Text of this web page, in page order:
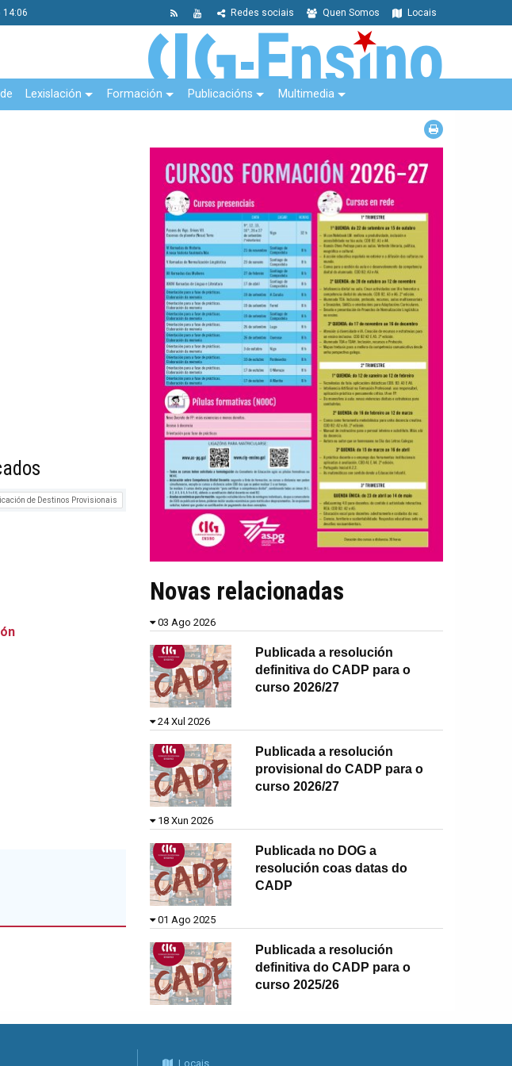
14:06 Locais
Quen Somos
Redes sociais
Lexislación Formación Publicacións Multimedia
de Destinos Provisionais
Novas relacionadas
03 Ago 2026
Publicada a resolución
definitiva do CADP para o
curso 2026/27
24 Xul 2026
Publicada a resolución
provisional do CADP para o
curso 2026/27
18 Xun 2026
Publicada no DOG a
resolución coas datas do
CADP
01 Ago 2025
Publicada a resolución
definitiva do CADP para o
curso 2025/26
Locais